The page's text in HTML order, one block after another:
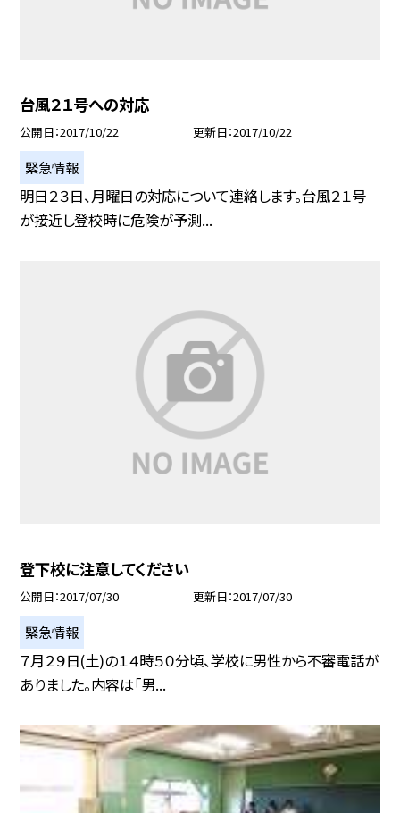
台風２１号への対応
公開日 2017/10/22 更新日 2017/10/22
緊急情報
明日２３日、月曜日の対応について連絡します。台風２１号
が接近し登校時に危険が予測...
登下校に注意してください
公開日 2017/07/30 更新日 2017/07/30
緊急情報
７月２９日(土)の１４時５０分頃、学校に男性から不審電話が
ありました。内容は「男...